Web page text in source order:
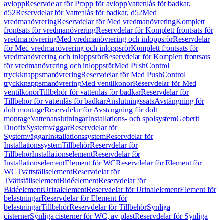
avloppReservdelar för Propp för avloppVattenlås för badkar,
d52Reservdelar för Vattenlås för badkar, d52Med
vredmanövreringReservdelar för Med vredmanövreringKomplett
frontsats för vredmanövreringReservdelar för Komplett frontsats för
vredmanövreringMed vredmanövrering och inloppsrörReservdelar
för Med vredmanövrering och inloppsrörKomplett frontsats för
vredmanövrering och inloppsrörReservdelar för Komplett frontsats
för vredmanövrering och inloppsrörMed PushControl
tryckknappsmanövreringReservdelar för Med PushControl
tryckknappsmanövreringMed ventilkonorReservdelar för Med
ventilkonorTillbehör för vattenlås för badkarReservdelar för
Tillbehör för vattenlås för badkarAnslutningssatsAvstängning för
dolt montageReservdelar för Avstängning för dolt
montageVattenanslutningarInstallations- och spolsystemGeberit
DuofixSystemväggarReservdelar för
SystemväggarInstallationssystemReservdelar för
InstallationssystemTillbehörReservdelar för
TillbehörInstallationselementReservdelar för
InstallationselementElement för WCReservdelar för Element för
WCTvättställselementReservdelar för
TvättställselementBidéelementReservdelar för
BidéelementUrinalelementReservdelar för UrinalelementElement för
belastningarReservdelar för Element för
belastningarTillbehörReservdelar för TillbehörSynliga
cisternerSynliga cisterner för WC, av plastReservdelar för Synliga